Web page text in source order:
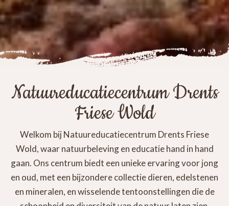
Natuureducatiecentrum Drents
Friese Wold
Welkom bij Natuureducatiecentrum Drents Friese
Wold, waar natuurbeleving en educatie hand in hand
gaan. Ons centrum biedt een unieke ervaring voor jong
en oud, met een bijzondere collectie dieren, edelstenen
en mineralen, en wisselende tentoonstellingen die de